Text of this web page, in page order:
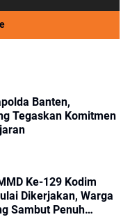
Banten,
Tegaskan Komitmen
Ke-129 Kodim
Dikerjakan, Warga
Sambut Penuh